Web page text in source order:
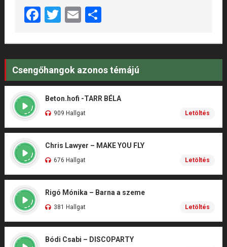
Facebook
Twitter
EmailShare
Csengőhangok azonos témájú
Beton.hofi -TARR BÉLA
909 Hallgat Letöltés
Chris Lawyer – MAKE YOU FLY
676 Hallgat Letöltés
Rigó Mónika – Barna a szeme
381 Hallgat Letöltés
Bódi Csabi – DISCOPARTY